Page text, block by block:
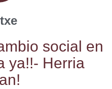
social en
ya!!- Herria